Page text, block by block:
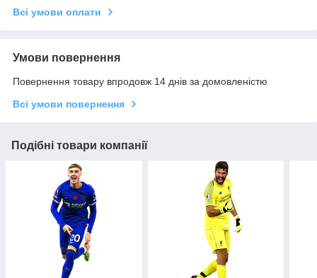
Всі умови оплати
Умови повернення
Повернення товару впродовж 14 днів за домовленістю
Всі умови повернення
Подібні товари компанії